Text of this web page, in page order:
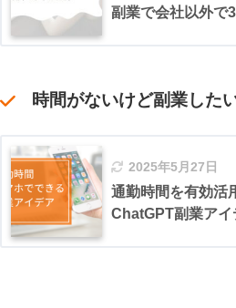
副業で会社以外で
時間がないけど副業した
2025年5月27日
通勤時間を有効活
ChatGPT副業アイ